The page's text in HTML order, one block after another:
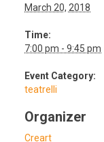
March 20, 2018
Time:
7:00 pm - 9:45 pm
Event Category:
teatrelli
Organizer
Creart